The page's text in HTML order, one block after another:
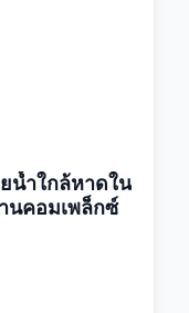
น้ำใกล้หาดใน
นคอมเพล็กซ์